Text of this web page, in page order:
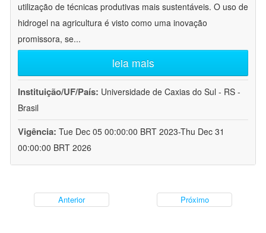
utilização de técnicas produtivas mais sustentáveis. O uso de
hidrogel na agricultura é visto como uma inovação
promissora, se...
leia mais
Instituição/UF/País: Universidade de Caxias do Sul - RS -
Brasil
Vigência: Tue Dec 05 00:00:00 BRT 2023-Thu Dec 31
00:00:00 BRT 2026
Anterior Próximo